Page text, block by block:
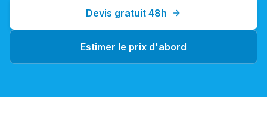
Devis gratuit 48h
Estimer le prix d'abord